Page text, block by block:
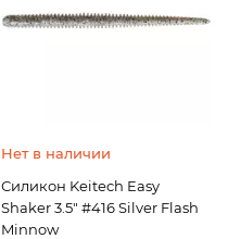
Нет в наличии
Силикон Keitech Easy
Shaker 3.5" #416 Silver Flash
Minnow